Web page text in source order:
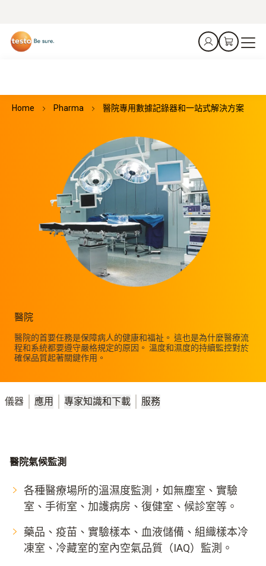
Home Pharma 醫院專用數據記錄器和一站式解決方案
醫院
醫院的首要任務是保障病人的健康和福祉。 這也是為什麼醫療流
程和系統都要遵守嚴格規定的原因。 溫度和濕度的持續監控對於
確保品質起著關鍵作用。
儀器 應用 專家知識和下載 服務
醫院氣候監測
各種醫療場所的溫濕度監測，如無塵室、實驗
室、手術室、加護病房、復健室、候診室等。
藥品、疫苗、實驗樣本、血液儲備、組織樣本冷
凍室、冷藏室的室內空氣品質（IAQ）監測。